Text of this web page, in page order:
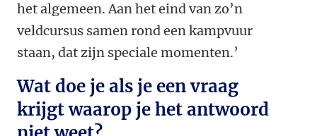
het algemeen. Aan het eind van zo’n
veldcursus samen rond een kampvuur
staan, dat zijn speciale momenten.’
Wat doe je als je een vraag
krijgt waarop je het antwoord